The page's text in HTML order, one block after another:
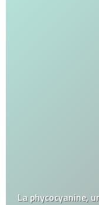
La phycocyanine,